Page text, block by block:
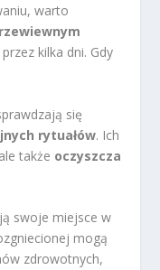
warto
kilka dni. Gdy
się
rytuałów. Ich
także oczyszcza
swoje miejsce w
mogą
zdrowotnych,